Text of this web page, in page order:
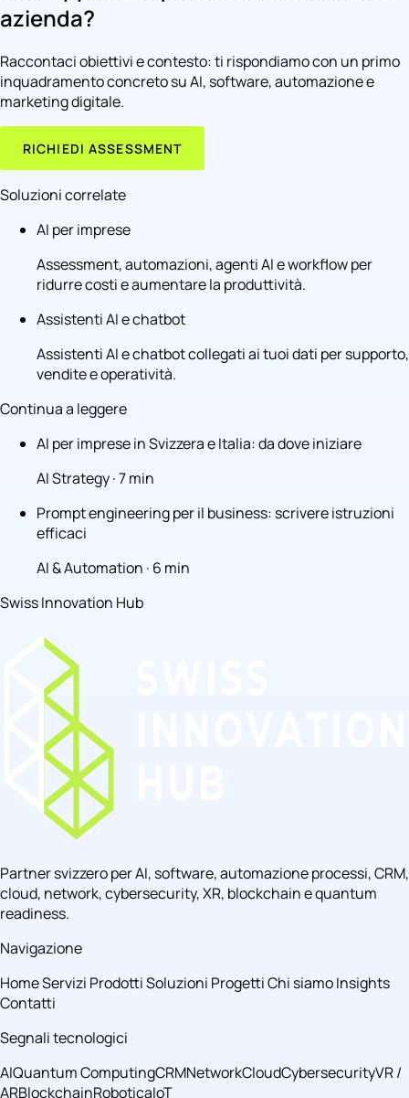
azienda?
Raccontaci obiettivi e contesto: ti rispondiamo con un primo
inquadramento concreto su AI, software, automazione e
marketing digitale.
RICHIEDI ASSESSMENT
Soluzioni correlate
AI per imprese
Assessment, automazioni, agenti AI e workflow per
ridurre costi e aumentare la produttività.
Assistenti AI e chatbot
Assistenti AI e chatbot collegati ai tuoi dati per supporto,
vendite e operatività.
Continua a leggere
AI per imprese in Svizzera e Italia: da dove iniziare
AI Strategy · 7 min
Prompt engineering per il business: scrivere istruzioni
efficaci
AI & Automation · 6 min
Swiss Innovation Hub
Partner svizzero per AI, software, automazione processi, CRM,
cloud, network, cybersecurity, XR, blockchain e quantum
readiness.
Navigazione
HomeServizi ProdottiSoluzioni ProgettiChi siamoInsights
Contatti
Segnali tecnologici
AIQuantum ComputingCRMNetworkCloudCybersecurityVR /
ARBlockchainRoboticaIoT